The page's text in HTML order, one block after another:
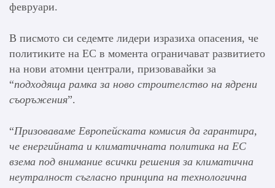
февруари.
В писмото си седемте лидери изразиха опасения, че
политиките на ЕС в момента ограничават развитието
на нови атомни централи, призовавайки за
“подходяща рамка за ново строителство на ядрени
съоръжения”.
“Призоваваме Европейската комисия да гарантира,
че енергийната и климатичната политика на ЕС
взема под внимание всички решения за климатична
неутралност съгласно принципа на технологична